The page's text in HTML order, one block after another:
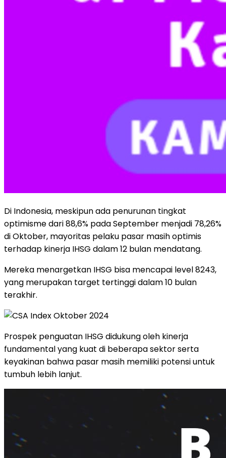
Di Indonesia, meskipun ada penurunan tingkat
optimisme dari 88,6% pada September menjadi 78,26%
di Oktober, mayoritas pelaku pasar masih optimis
terhadap kinerja IHSG dalam 12 bulan mendatang.
Mereka menargetkan IHSG bisa mencapai level 8243,
yang merupakan target tertinggi dalam 10 bulan
terakhir.
Prospek penguatan IHSG didukung oleh kinerja
fundamental yang kuat di beberapa sektor serta
keyakinan bahwa pasar masih memiliki potensi untuk
tumbuh lebih lanjut.